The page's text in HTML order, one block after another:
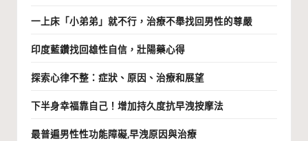
一上床「小弟弟」就不行，治療不舉找回男性的尊嚴
印度藍鑽找回雄性自信，壯陽藥心得
探索心律不整：症狀、原因、治療和展望
下半身幸福靠自己！增加持久度抗早洩按摩法
最普遍男性性功能障礙,早洩原因與治療